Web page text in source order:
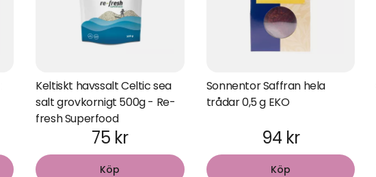
Keltiskt havssalt Celtic sea
salt grovkornigt 500g - Re-
fresh Superfood
75 kr
Köp
Sonnentor Saffran hela
trådar 0,5 g EKO
94 kr
Köp